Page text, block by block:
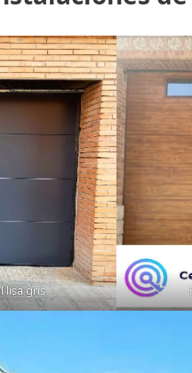
lisa gris